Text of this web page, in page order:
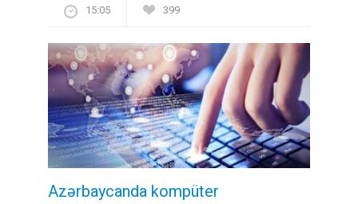
15:05 399
Azərbaycanda kompüter